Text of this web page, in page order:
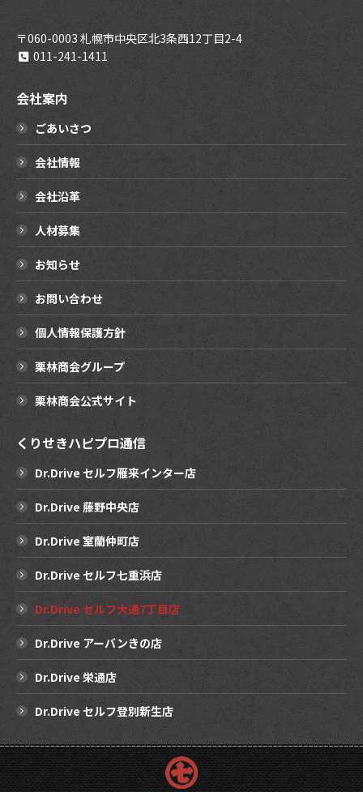
〒060-0003 札幌市中央区北3条西12丁目2-4
011-241-1411
会社案内
ごあいさつ
会社情報
会社沿革
人材募集
お知らせ
お問い合わせ
個人情報保護方針
栗林商会グループ
栗林商会公式サイト
くりせきハピプロ通信
Dr.Drive セルフ雁来インター店
Dr.Drive 藤野中央店
Dr.Drive 室蘭仲町店
Dr.Drive セルフ七重浜店
Dr.Drive セルフ大通7丁目店
Dr.Drive アーバンきの店
Dr.Drive 栄通店
Dr.Drive セルフ登別新生店